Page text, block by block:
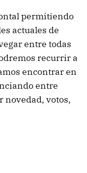
permitiendo
actuales de
entre todas
recurrir a
encontrar en
entre
novedad, votos,